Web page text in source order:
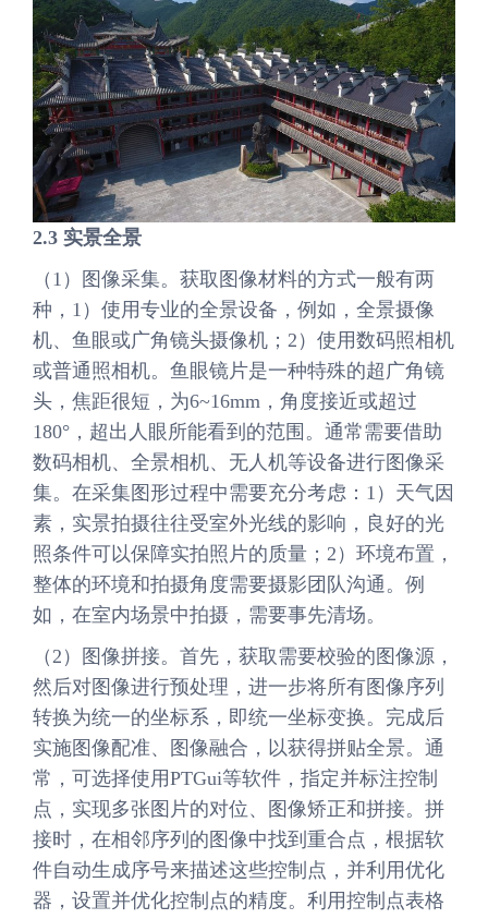
2.3 实景全景
（1）图像采集。获取图像材料的方式一般有两
种，1）使用专业的全景设备，例如，全景摄像
机、鱼眼或广角镜头摄像机；2）使用数码照相机
或普通照相机。鱼眼镜片是一种特殊的超广角镜
头，焦距很短，为6~16mm，角度接近或超过
180°，超出人眼所能看到的范围。通常需要借助
数码相机、全景相机、无人机等设备进行图像采
集。在采集图形过程中需要充分考虑：1）天气因
素，实景拍摄往往受室外光线的影响，良好的光
照条件可以保障实拍照片的质量；2）环境布置，
整体的环境和拍摄角度需要摄影团队沟通。例
如，在室内场景中拍摄，需要事先清场。
（2）图像拼接。首先，获取需要校验的图像源，
然后对图像进行预处理，进一步将所有图像序列
转换为统一的坐标系，即统一坐标变换。完成后
实施图像配准、图像融合，以获得拼贴全景。通
常，可选择使用PTGui等软件，指定并标注控制
点，实现多张图片的对位、图像矫正和拼接。拼
接时，在相邻序列的图像中找到重合点，根据软
件自动生成序号来描述这些控制点，并利用优化
器，设置并优化控制点的精度。利用控制点表格